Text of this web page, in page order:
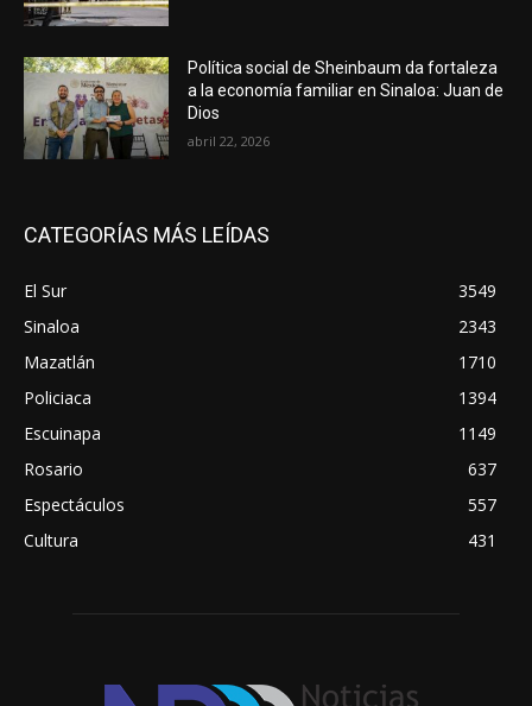
Política social de Sheinbaum da fortaleza
a la economía familiar en Sinaloa: Juan de
Dios
abril 22, 2026
CATEGORÍAS MÁS LEÍDAS
El Sur
3549
Sinaloa
2343
Mazatlán
1710
Policiaca
1394
Escuinapa
1149
Rosario
637
Espectáculos
557
Cultura
431